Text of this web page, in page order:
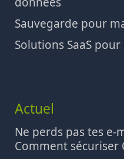
Sauvegarde pour
Solutions SaaS
Actuel
Ne perds pas tes e-
Comment sécuriser